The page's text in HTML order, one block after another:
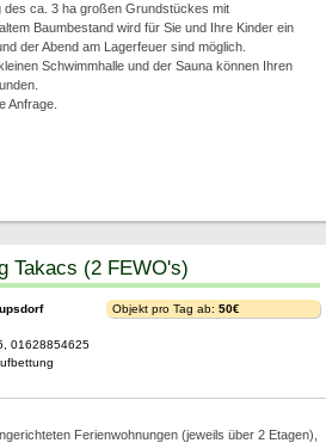
des ca. 3 ha großen Grundstückes mit
Baumbestand wird für Sie und Ihre Kinder ein
der Abend am Lagerfeuer sind möglich.
Schwimmhalle und der Sauna können Ihren
Anfrage.
Takacs (2 FEWO's)
01628854625
Objekt pro Tag ab: 50€
Ferienwohnungen (jeweils über 2 Etagen),